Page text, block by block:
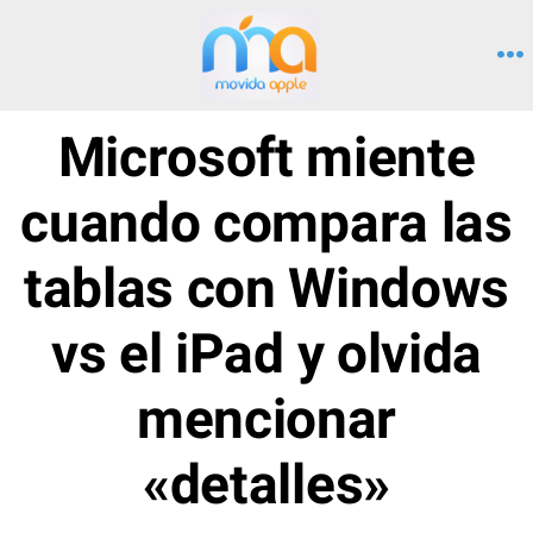
Microsoft miente
cuando compara las
tablas con Windows
vs el iPad y olvida
mencionar
«detalles»